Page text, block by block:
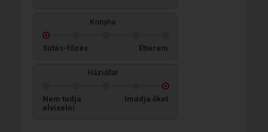
Konyha
Sütés-főzés Étterem
Háziállat
Nem tudja
elviselni
Imádja őket